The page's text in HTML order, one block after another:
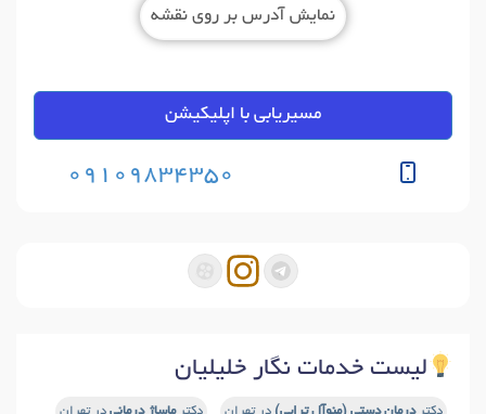
نمایش آدرس بر روی نقشه
مسیریابی با اپلیکیشن
09109834350
لیست خدمات نگار خلیلیان